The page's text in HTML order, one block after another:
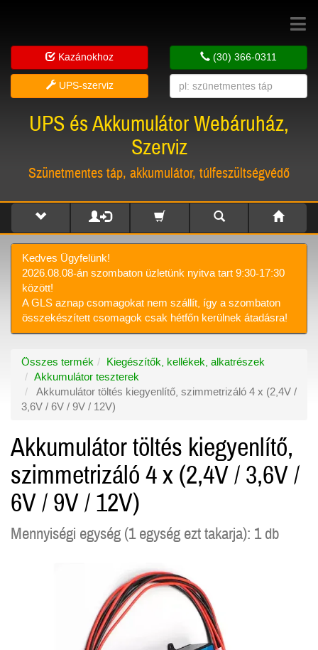
Toggle
Kazánokhoz
UPS-szerviz
(30) 366-0311
UPS és Akkumulátor Webáruház,
Szerviz
Szünetmentes táp, akkumulátor, túlfeszültségvédő
Kedves Ügyfelünk!
2026.08.08-án szombaton üzletünk nyitva tart 9:30-17:30
között!
A GLS aznap csomagokat nem szállít, így a szombaton
összekészített csomagok csak hétfőn kerülnek átadásra!
Összes termék
Kiegészítők, kellékek, alkatrészek
Akkumulátor teszterek
Akkumulátor töltés kiegyenlítő, szimmetrizáló 4 x (2,4V /
3,6V / 6V / 9V / 12V)
Akkumulátor töltés kiegyenlítő,
szimmetrizáló 4 x (2,4V / 3,6V /
6V / 9V / 12V)
Mennyiségi egység (1 egység ezt takarja): 1 db